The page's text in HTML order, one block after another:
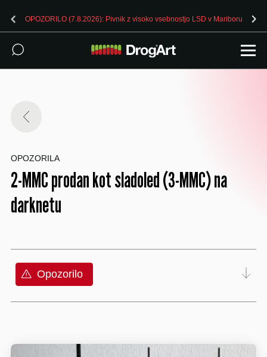
OPOZORILO (7.8.2026): Pivnik z visoko vsebnostjo LSD v Mariboru
OPOZORILA
2-MMC prodan kot sladoled (3-MMC) na
darknetu
Opozorilo